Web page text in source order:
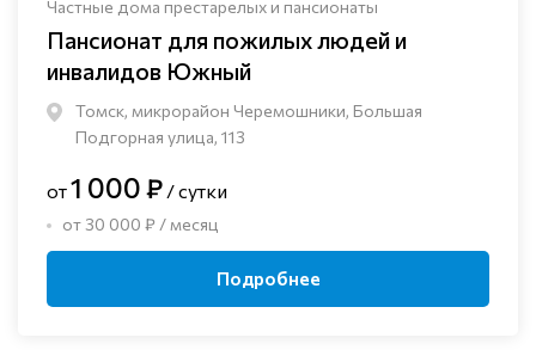
Частные дома престарелых и пансионаты
Пансионат для пожилых людей и
инвалидов Южный
Томск, микрорайон Черемошники, Большая
Подгорная улица, 113
от1 000 ₽ / сутки
от 30 000 ₽ / месяц
Подробнее